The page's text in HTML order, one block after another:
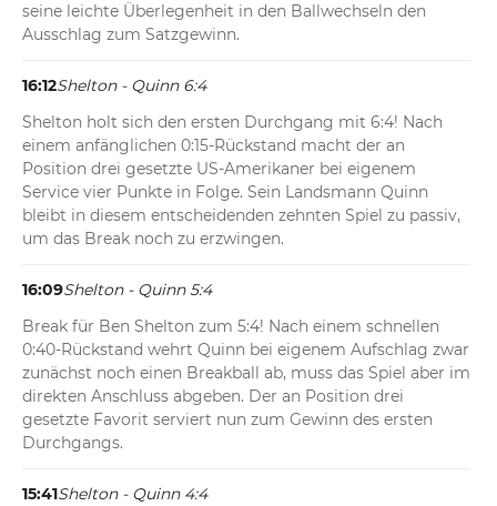
seine leichte Überlegenheit in den Ballwechseln den
Ausschlag zum Satzgewinn.
16:12Shelton - Quinn 6:4
Shelton holt sich den ersten Durchgang mit 6:4! Nach
einem anfänglichen 0:15-Rückstand macht der an
Position drei gesetzte US-Amerikaner bei eigenem
Service vier Punkte in Folge. Sein Landsmann Quinn
bleibt in diesem entscheidenden zehnten Spiel zu passiv,
um das Break noch zu erzwingen.
16:09Shelton - Quinn 5:4
Break für Ben Shelton zum 5:4! Nach einem schnellen
0:40-Rückstand wehrt Quinn bei eigenem Aufschlag zwar
zunächst noch einen Breakball ab, muss das Spiel aber im
direkten Anschluss abgeben. Der an Position drei
gesetzte Favorit serviert nun zum Gewinn des ersten
Durchgangs.
15:41Shelton - Quinn 4:4